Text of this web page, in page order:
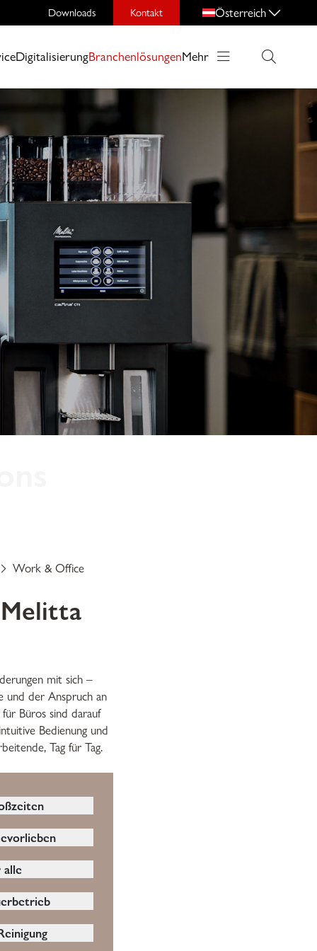
Downloads Kontakt Österreich
DigitalisierungBranchenlösungenMehr
Work & Office
mit sich –
und der Anspruch an
Büros sind darauf
Bedienung und
Tag für Tag.
sein und
muss
alle
damit jeder
Kaffeeist
im